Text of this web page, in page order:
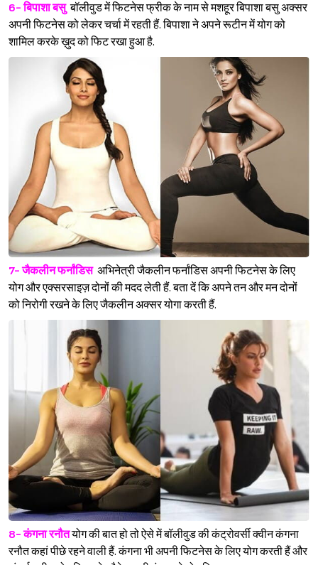
6- बिपाशा बसु बॉलीवुड में फिटनेस फ्रीक के नाम से मशहूर बिपाशा बसु अक्सर
अपनी फिटनेस को लेकर चर्चा में रहती हैं. बिपाशा ने अपने रूटीन में योग को
शामिल करके ख़ुद को फिट रखा हुआ है.
7- जैकलीन फर्नांडिस अभिनेत्री जैकलीन फर्नांडिस अपनी फिटनेस के लिए
योग और एक्सरसाइज़ दोनों की मदद लेती हैं. बता दें कि अपने तन और मन दोनों
को निरोगी रखने के लिए जैकलीन अक्सर योगा करती हैं.
8- कंगना रनौतयोग की बात हो तो ऐसे में बॉलीवुड की कंट्रोवर्सी क्वीन कंगना
रनौत कहां पीछे रहने वाली हैं. कंगना भी अपनी फिटनेस के लिए योग करती हैं और